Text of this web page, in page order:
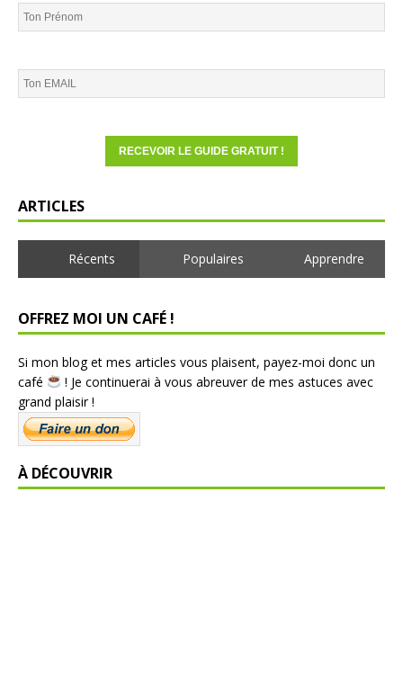
ARTICLES
Récents Populaires Apprendre
OFFREZ MOI UN CAFÉ !
Si mon blog et mes articles vous plaisent, payez-moi donc un
café
! Je continuerai à vous abreuver de mes astuces avec
grand plaisir !
À DÉCOUVRIR